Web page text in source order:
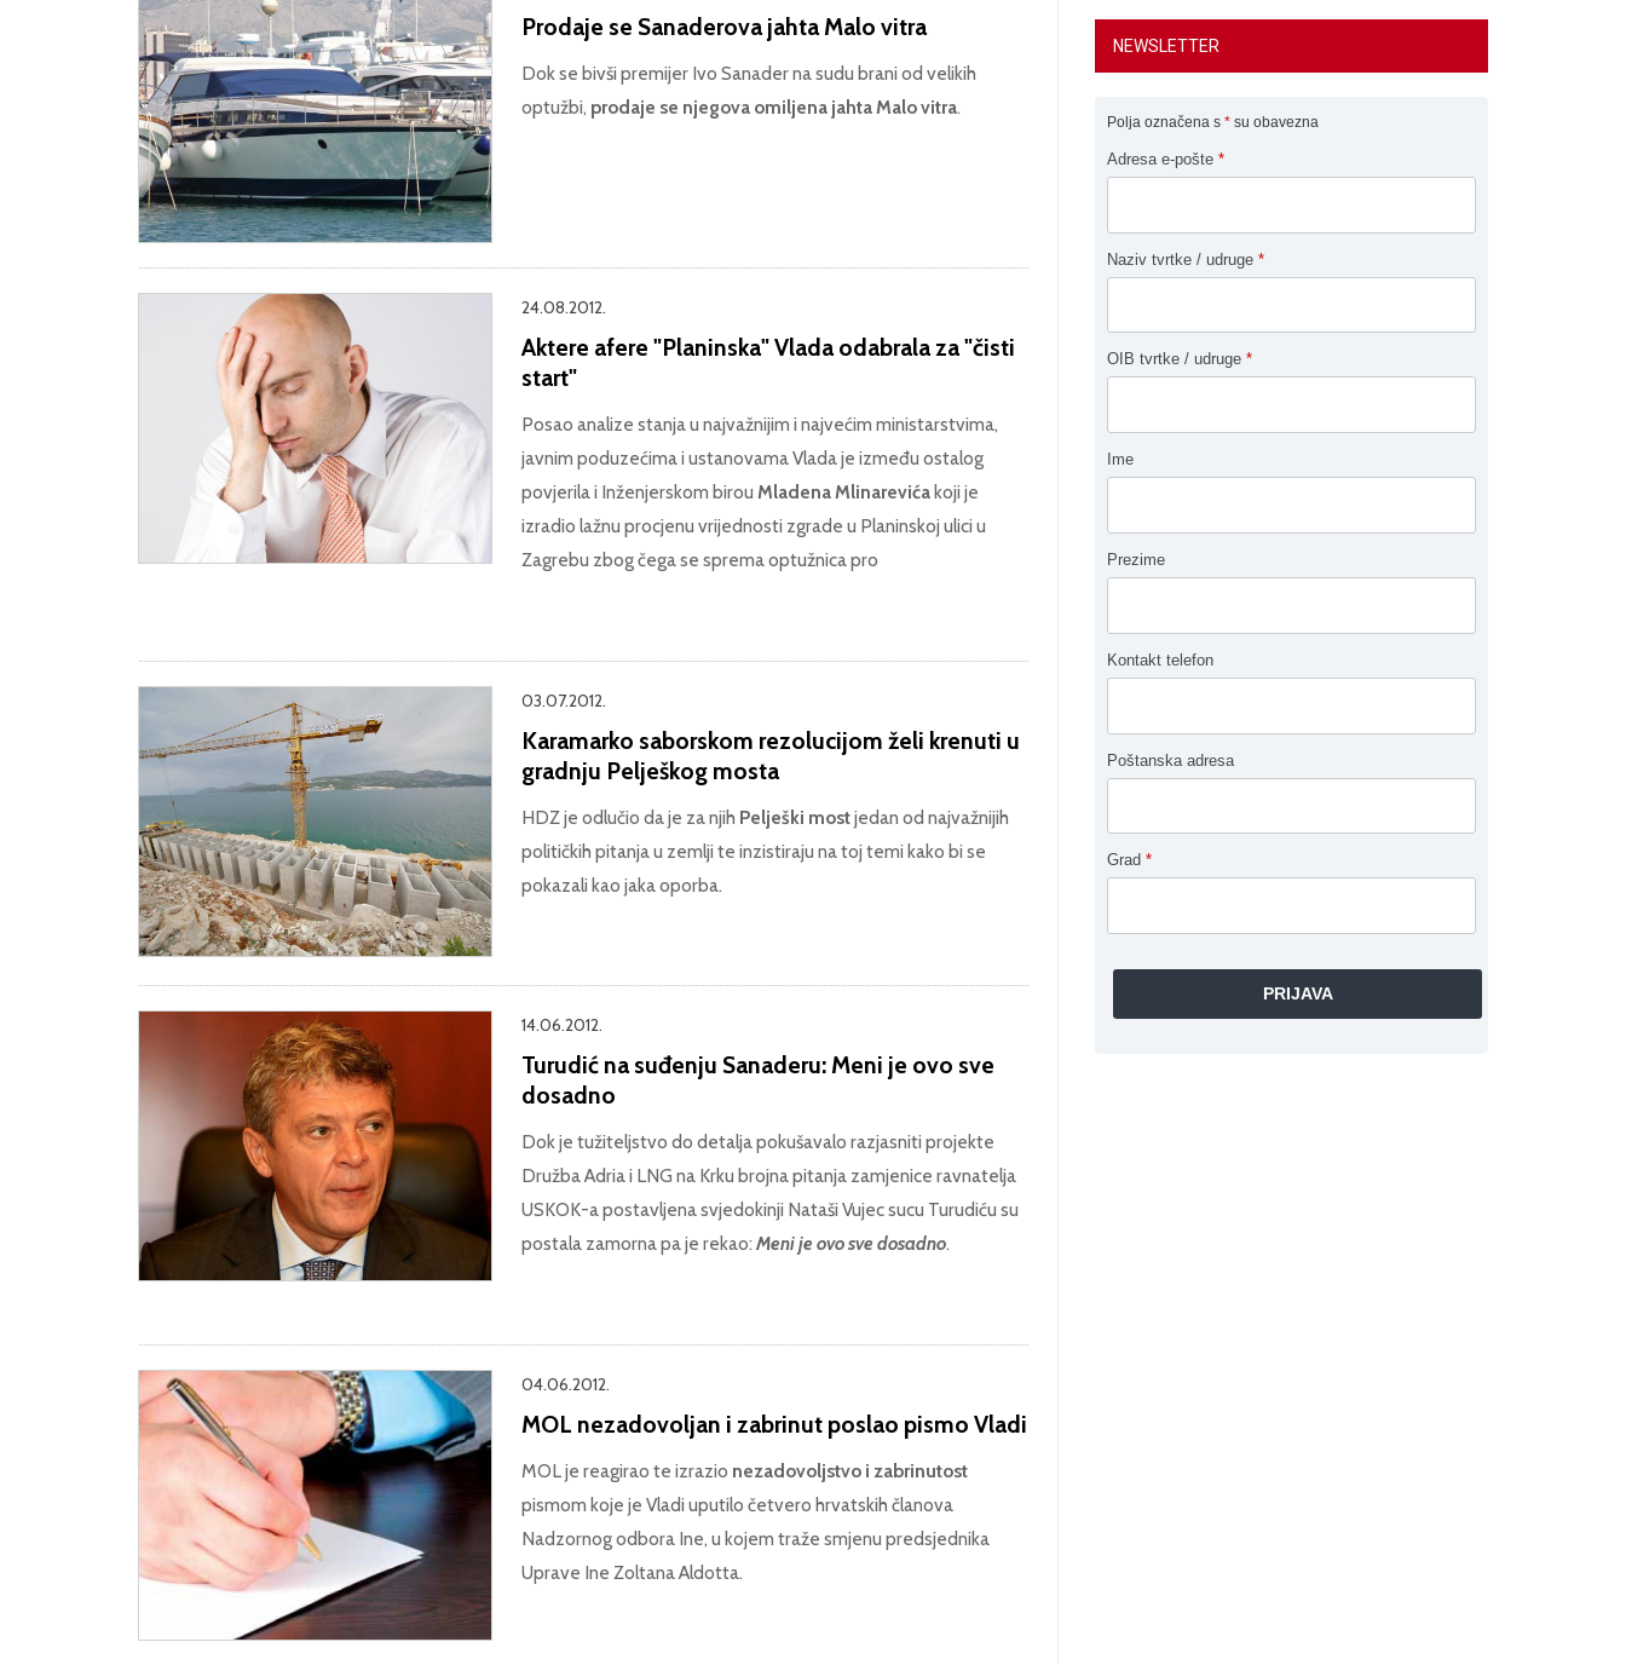
Prodaje se Sanaderova jahta Malo vitra
Dok se bivši premijer Ivo Sanader na sudu brani od velikih
optužbi, prodaje se njegova omiljena jahta Malo vitra.
24.08.2012.
Aktere afere "Planinska" Vlada odabrala za "čisti
start"
Posao analize stanja u najvažnijim i najvećim ministarstvima,
javnim poduzećima i ustanovama Vlada je između ostalog
povjerila i Inženjerskom birou Mladena Mlinarevićakoji je
izradio lažnu procjenu vrijednosti zgrade u Planinskoj ulici u
Zagrebu zbog čega se sprema optužnica pro
03.07.2012.
Karamarko saborskom rezolucijom želi krenuti u
gradnju Pelješkog mosta
HDZ je odlučio da je za njih Pelješki mostjedan od najvažnijih
političkih pitanja u zemlji te inzistiraju na toj temi kako bi se
pokazali kao jaka oporba.
14.06.2012.
Turudić na suđenju Sanaderu: Meni je ovo sve
dosadno
Dok je tužiteljstvo do detalja pokušavalo razjasniti projekte
Družba Adria i LNG na Krku brojna pitanja zamjenice ravnatelja
USKOK-a postavljena svjedokinji Nataši Vujec sucu Turudiću su
postala zamorna pa je rekao: Meni je ovo sve dosadno.
04.06.2012.
MOL nezadovoljan i zabrinut poslao pismo Vladi
MOL je reagirao te izrazio nezadovoljstvo i zabrinutost
pismom koje je Vladi uputilo četvero hrvatskih članova
Nadzornog odbora Ine, u kojem traže smjenu predsjednika
Uprave Ine Zoltana Aldotta.
NEWSLETTER
Polja označena s * su obavezna
Adresa e-pošte *
Naziv tvrtke / udruge *
OIB tvrtke / udruge *
Ime
Prezime
Kontakt telefon
Poštanska adresa
Grad *